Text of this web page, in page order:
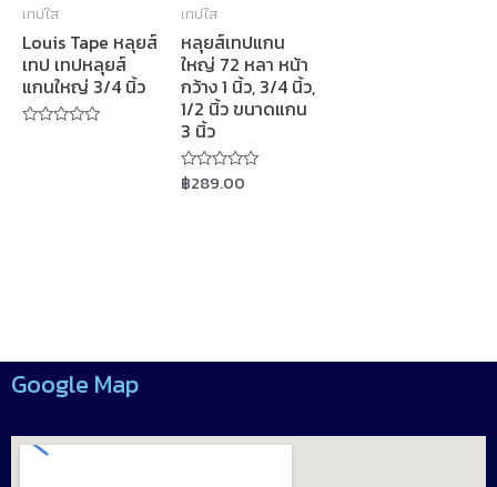
เทปใส
Louis Tape หลุยส์
เทป เทปหลุยส์
แกนใหญ่ 3/4 นิ้ว
เทปใส
หลุยส์เทปแกน
ใหญ่ 72 หลา หน้า
กว้าง 1 นิ้ว, 3/4 นิ้ว,
1/2 นิ้ว ขนาดแกน
3 นิ้ว
Rated
0
฿289.00
Google Map